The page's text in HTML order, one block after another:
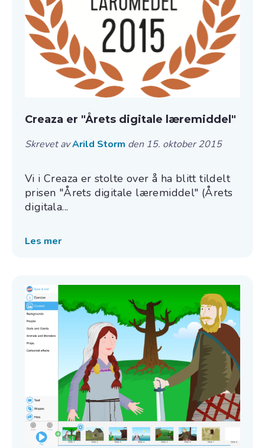
Creaza er "Årets digitale læremiddel"
Skrevet avArild Storm den 15. oktober 2015
Vi i Creaza er stolte over å ha blitt tildelt
prisen "Årets digitale læremiddel" (Årets
digitala...
Les mer